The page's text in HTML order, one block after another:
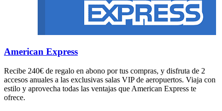
American Express
Recibe 240€ de regalo en abono por tus compras, y disfruta de 2
accesos anuales a las exclusivas salas VIP de aeropuertos. Viaja con
estilo y aprovecha todas las ventajas que American Express te
ofrece.